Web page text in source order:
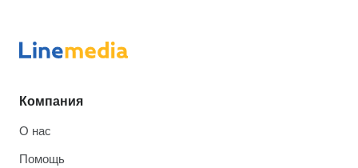
Компания
О нас
Помощь